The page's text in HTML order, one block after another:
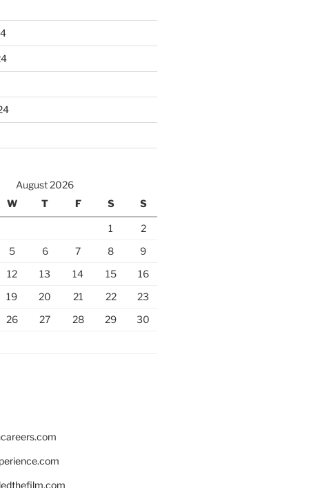
August 2026
W T F S S
1
2
5 6 7 8
9
12 13 14 15
16
19 20 21 22
23
26 27 28 29
30